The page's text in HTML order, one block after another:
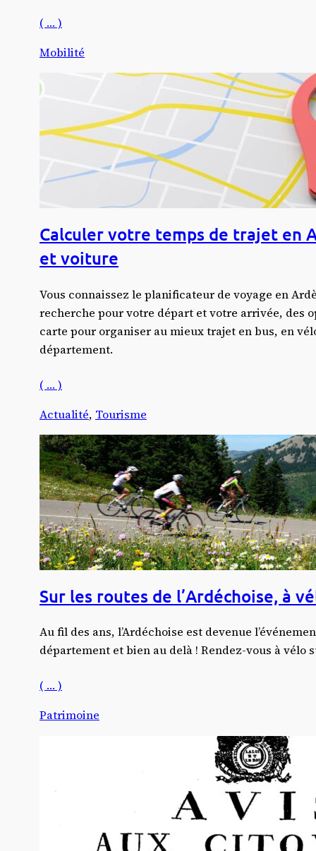
( … )
Mobilité
Calculer votre temps de trajet en
et voiture
Vous connaissez le planificateur de voyage en
recherche pour votre départ et votre arrivée, des
carte pour organiser au mieux trajet en bus, en
département.
( … )
Actualité, Tourisme
Sur les routes de l’Ardéchoise, à
Au fil des ans, l’Ardéchoise est devenue
département et bien au delà ! Rendez-vous à vélo
( … )
Patrimoine